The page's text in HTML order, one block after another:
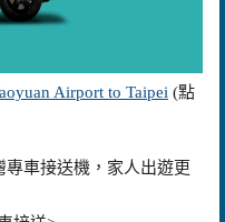
Airport to Taipei (點
專車接送機，家人出遊更